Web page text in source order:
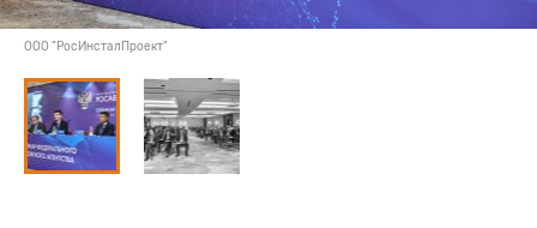
ООО "РосИнсталПроект"